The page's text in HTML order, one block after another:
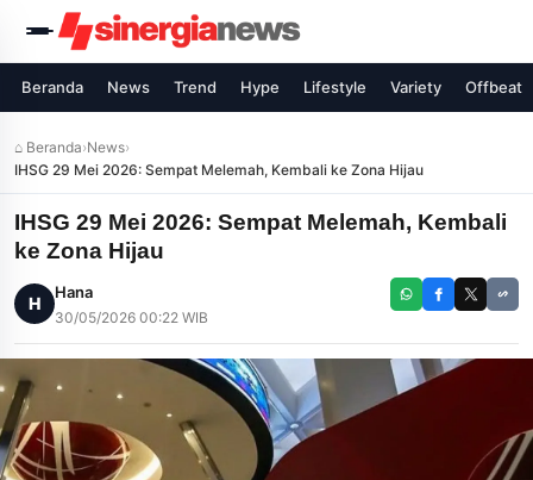
Beranda News Trend Hype Lifestyle Variety Offbeat
⌂ Beranda›News›
IHSG 29 Mei 2026: Sempat Melemah, Kembali ke Zona Hijau
IHSG 29 Mei 2026: Sempat Melemah, Kembali
ke Zona Hijau
H
Hana
30/05/2026 00:22 WIB